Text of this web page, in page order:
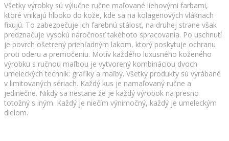
Všetky výrobky sú výlučne ručne maľované liehovými farbami,
ktoré vnikajú hlboko do kože, kde sa na kolagenových vláknach
fixujú. To zabezpečuje ich farebnú stálosť, na druhej strane však
predznačuje vysokú náročnosť takéhoto spracovania. Po uschnutí
je povrch ošetrený priehľadným lakom, ktorý poskytuje ochranu
proti oderu a premočeniu. Motív každého luxusného koženého
výrobku s ručnou maľbou je vytvorený kombináciou dvoch
umeleckých techník: grafiky a maľby. Všetky produkty sú vyrábané
v limitovaných sériach. Každý kus je namaľovaný ručne a
jedinečne. Nikdy sa nestane že je každý výrobok na presno
totožný s iným. Každý je niečím výnimočný, každý je umeleckým
dielom.